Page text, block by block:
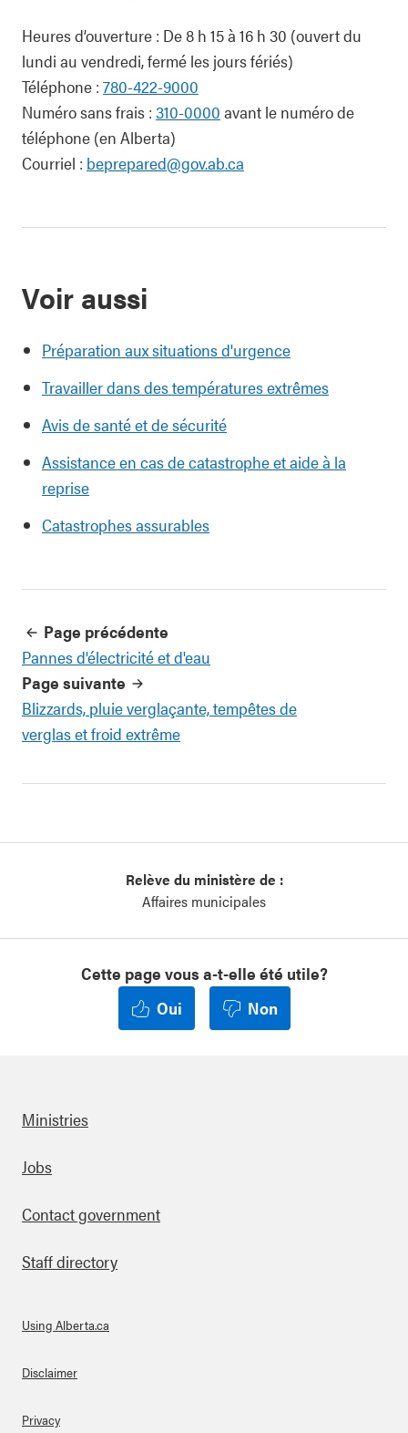
Heures d’ouverture : De 8 h 15 à 16 h 30 (ouvert du
lundi au vendredi, fermé les jours fériés)
Téléphone : 780-422-9000
Numéro sans frais : 310-0000 avant le numéro de
téléphone (en Alberta)
Courriel : beprepared@gov.ab.ca
Voir aussi
Préparation aux situations d'urgence
Travailler dans des températures extrêmes
Avis de santé et de sécurité
Assistance en cas de catastrophe et aide à la
reprise
Catastrophes assurables
Page précédente
Pannes d'électricité et d'eau
Page suivante
Blizzards, pluie verglaçante, tempêtes de
verglas et froid extrême
Relève du ministère de :
Affaires municipales
Cette page vous a-t-elle été utile?
Oui
Non
Footer
Ministries
Jobs
Contact government
Staff directory
About Links
Using Alberta.ca
Disclaimer
Privacy